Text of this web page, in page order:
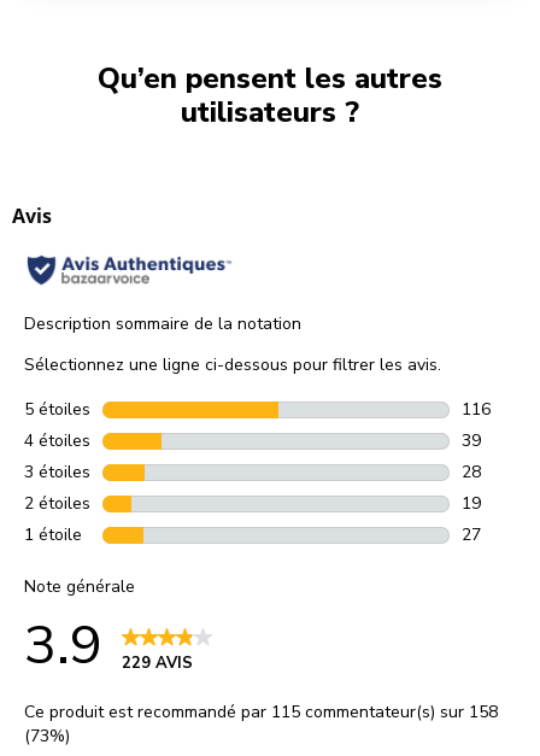
Qu’en pensent les autres
utilisateurs ?